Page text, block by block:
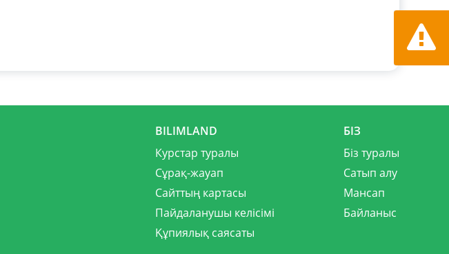
Қате
BILIMLAND
Курстар туралы
Сұрақ-жауап
Сайттың картасы
Пайдаланушы келісімі
Құпиялық саясаты
БІЗ
Біз туралы
Сатып алу
Мансап
Байланыс